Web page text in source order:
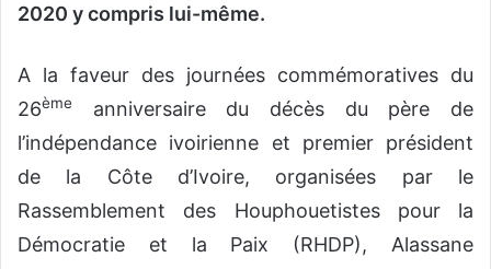
2020 y compris lui-même.
A la faveur des journées commémoratives du
26ème
anniversaire du décès du père de
l’indépendance ivoirienne et premier président
de la Côte d’Ivoire, organisées par le
Rassemblement des Houphouetistes pour la
Démocratie et la Paix (RHDP), Alassane